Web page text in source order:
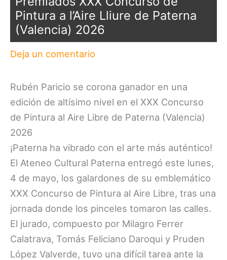
Pintura a l’Aire Lliure de Paterna
(Valencia) 2026
Deja un comentario
Rubén Paricio se corona ganador en una
edición de altísimo nivel en el XXX Concurso
de Pintura al Aire Libre de Paterna (Valencia)
2026
¡Paterna ha vibrado con el arte más auténtico!
El Ateneo Cultural Paterna entregó este lunes,
4 de mayo, los galardones de su emblemático
XXX Concurso de Pintura al Aire Libre, tras una
jornada donde los pinceles tomaron las calles.
El jurado, compuesto por Milagro Ferrer
Calatrava, Tomás Feliciano Daroqui y Pruden
López Valverde, tuvo una difícil tarea ante la